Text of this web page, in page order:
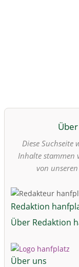
Diese
Inhalte stammen
von
Redaktion
Über Redaktion
Über uns